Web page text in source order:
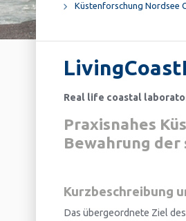
Küstenforschung Nordsee
Real life coastal
Praxisnahes
Bewahrung
Kurzbeschreibung
Das übergeordnete Ziel